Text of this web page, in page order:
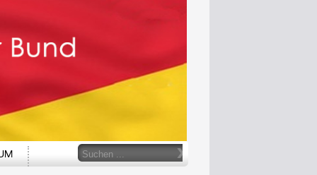
Suchen
...